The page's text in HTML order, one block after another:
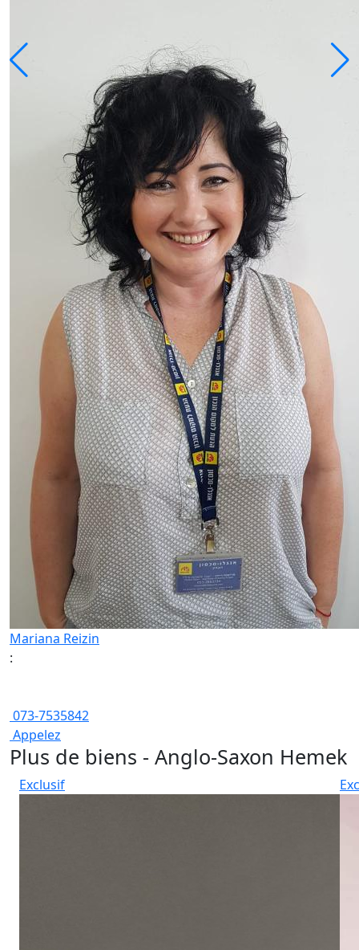
Mariana Reizin
:
073-7535842
Appelez
Plus de biens - Anglo-Saxon Hemek
Exclusif